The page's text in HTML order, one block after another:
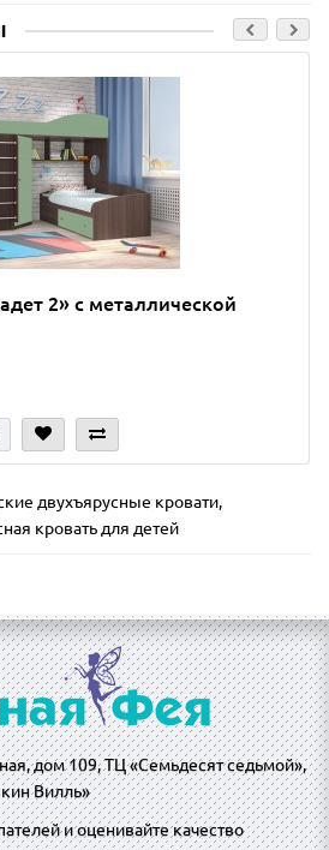
2» с металлической
двухъярусные кровати,
кровать для детей
дом 109, ТЦ «Семьдесят седьмой»,
Вилль»